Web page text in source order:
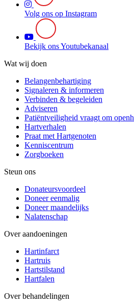
Volg ons op Instagram
Bekijk ons Youtubekanaal
Wat wij doen
Belangenbehartiging
Signaleren & informeren
Verbinden & begeleiden
Adviseren
Patiëntveiligheid vraagt om
Hartverhalen
Praat met Hartgenoten
Kenniscentrum
Zorgboeken
Steun ons
Donateursvoordeel
Doneer eenmalig
Doneer maandelijks
Nalatenschap
Over aandoeningen
Hartinfarct
Hartruis
Hartstilstand
Hartfalen
Over behandelingen